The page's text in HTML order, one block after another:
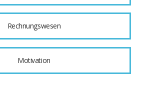
Rechnungswesen
Motivation